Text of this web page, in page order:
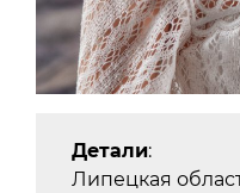
Детали:
Липецкая